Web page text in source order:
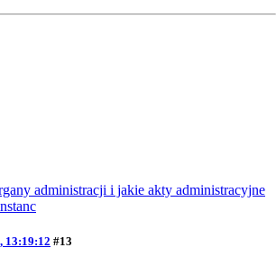
administracji i jakie akty administracyjne
13:19:12 #13